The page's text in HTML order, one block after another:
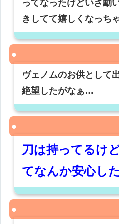
ってなったけどいざ動
きしてて嬉しくなっち
ヴェノムのお供として
絶望したがなぁ…
刀は持ってるけ
てなんか安心した